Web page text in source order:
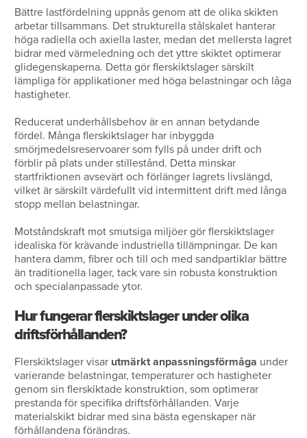
Bättre lastfördelning uppnås genom att de olika skikten
arbetar tillsammans. Det strukturella stålskalet hanterar
höga radiella och axiella laster, medan det mellersta lagret
bidrar med värmeledning och det yttre skiktet optimerar
glidegenskaperna. Detta gör flerskiktslager särskilt
lämpliga för applikationer med höga belastningar och låga
hastigheter.
Reducerat underhållsbehov är en annan betydande
fördel. Många flerskiktslager har inbyggda
smörjmedelsreservoarer som fylls på under drift och
förblir på plats under stillestånd. Detta minskar
startfriktionen avsevärt och förlänger lagrets livslängd,
vilket är särskilt värdefullt vid intermittent drift med långa
stopp mellan belastningar.
Motståndskraft mot smutsiga miljöer gör flerskiktslager
idealiska för krävande industriella tillämpningar. De kan
hantera damm, fibrer och till och med sandpartiklar bättre
än traditionella lager, tack vare sin robusta konstruktion
och specialanpassade ytor.
Hur fungerar flerskiktslager under olika
driftsförhållanden?
Flerskiktslager visar utmärkt anpassningsförmåga under
varierande belastningar, temperaturer och hastigheter
genom sin flerskiktade konstruktion, som optimerar
prestanda för specifika driftsförhållanden. Varje
materialskikt bidrar med sina bästa egenskaper när
förhållandena förändras.